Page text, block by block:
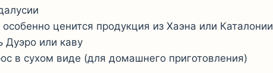
особенно ценится продукция из Хаэна или Каталонии
Дуэро или каву
в сухом виде (для домашнего приготовления)